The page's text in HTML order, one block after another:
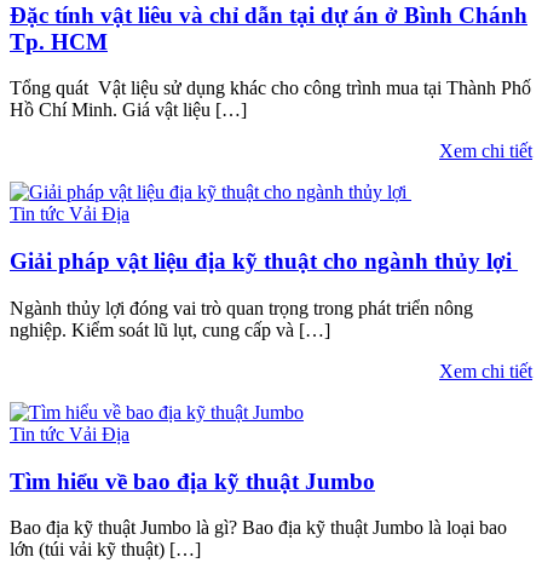
Đặc tính vật liêu và chỉ dẫn tại dự án ở Bình Chánh
Tp. HCM
Tổng quát Vật liệu sử dụng khác cho công trình mua tại Thành Phố
Hồ Chí Minh. Giá vật liệu […]
Xem chi tiết
Tin tức Vải Địa
Giải pháp vật liệu địa kỹ thuật cho ngành thủy lợi
Ngành thủy lợi đóng vai trò quan trọng trong phát triển nông
nghiệp. Kiểm soát lũ lụt, cung cấp và […]
Xem chi tiết
Tin tức Vải Địa
Tìm hiểu về bao địa kỹ thuật Jumbo
Bao địa kỹ thuật Jumbo là gì? Bao địa kỹ thuật Jumbo là loại bao
lớn (túi vải kỹ thuật) […]